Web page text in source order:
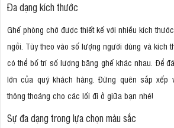
Đa dạng kích thước
Ghế phòng chờ được thiết kế với nhiều kích
ngồi. Tùy theo vào số lượng người dùng và kích
có thể bố trí số lượng băng ghế khác nhau. Để
lớn của quý khách hàng. Đừng quên sắp xếp
thông thoáng cho các lối đi ở giữa bạn nhé!
Sự đa dạng trong lựa chọn màu sắc